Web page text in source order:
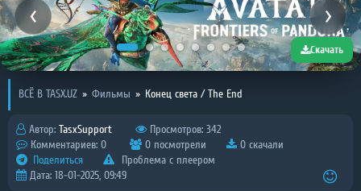
Скачать
ВСЁ В TASX.UZ » Фильмы » Конец света / The End
Автор: TasxSupport
Просмотров: 342
Комментариев: 0
0 посмотрели
0 скачали
Поделиться
Проблема с плеером
Дата: 18-01-2025, 09:49